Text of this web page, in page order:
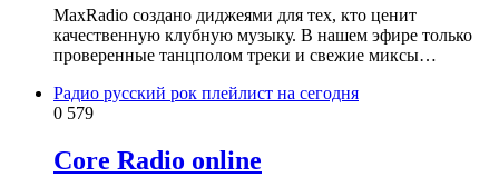
MaxRadio создано диджеями для тех, кто ценит
качественную клубную музыку. В нашем эфире только
проверенные танцполом треки и свежие миксы…
Радио русский рок плейлист на сегодня
0 579
Core Radio online